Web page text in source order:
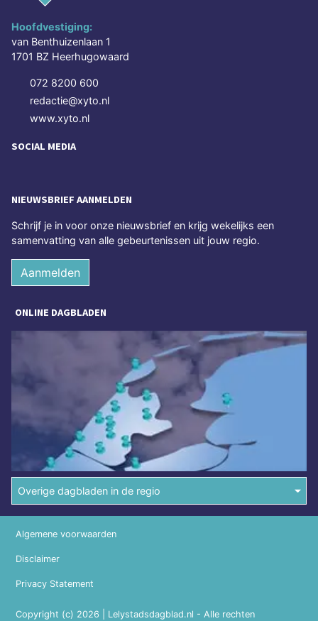
Hoofdvestiging:
van Benthuizenlaan 1
1701 BZ Heerhugowaard
072 8200 600
redactie@xyto.nl
www.xyto.nl
SOCIAL MEDIA
NIEUWSBRIEF AANMELDEN
Schrijf je in voor onze nieuwsbrief en krijg wekelijks een
samenvatting van alle gebeurtenissen uit jouw regio.
Aanmelden
ONLINE DAGBLADEN
Overige dagbladen in de regio
Copyright (c) 2026 | Lelystadsdagblad.nl - Alle rechten
Algemene voorwaarden
Disclaimer
Privacy Statement